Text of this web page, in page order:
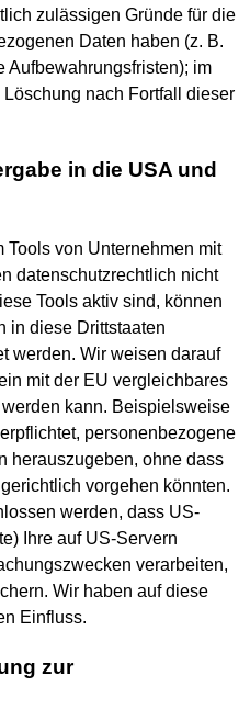
zulässigen Gründe für die
Daten haben (z. B.
Aufbewahrungsfristen); im
nach Fortfall dieser
in die USA und
Tools von Unternehmen mit
datenschutzrechtlich nicht
Tools aktiv sind, können
in diese Drittstaaten
werden. Wir weisen darauf
mit der EU vergleichbares
kann. Beispielsweise
personenbezogene
herauszugeben, ohne dass
vorgehen könnten.
werden, dass US-
Ihre auf US-Servern
verarbeiten,
Wir haben auf diese
Einfluss.
zur